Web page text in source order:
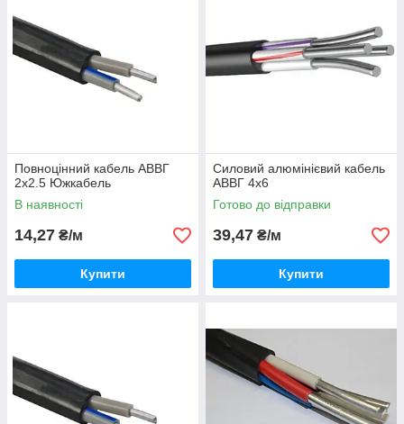
Повноцінний кабель АВВГ
2х2.5 Южкабель
В наявності
14,27 ₴/м
Купити
Силовий алюмінієвий кабель
АВВГ 4х6
Готово до відправки
39,47 ₴/м
Купити